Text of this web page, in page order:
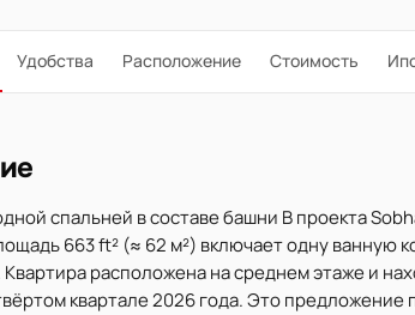
Удобства Расположение Стоимость
спальней в составе башни B проекта
663 ft² (≈ 62 м²) включает одну ванную
расположена на среднем этаже и
квартале 2026 года. Это предложение